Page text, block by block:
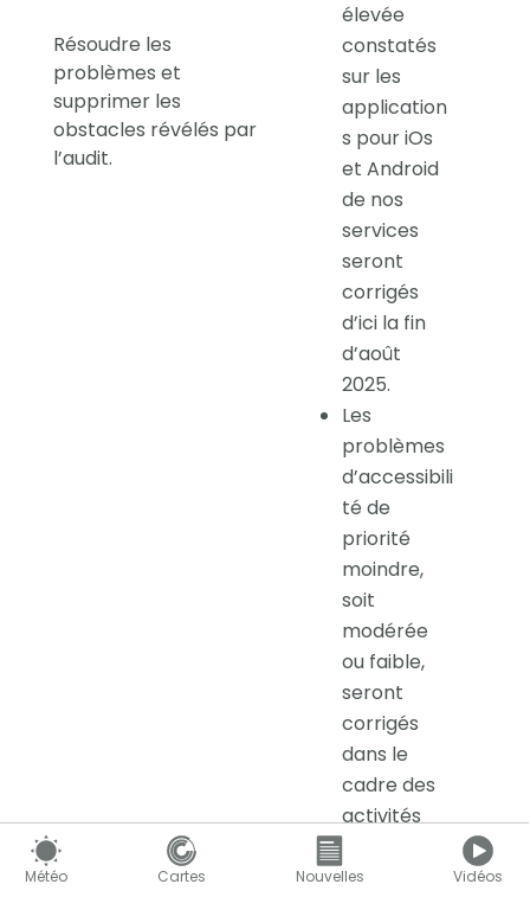
Météo Cartes Nouvelles Vidéos
Résoudre les
problèmes et
supprimer les
obstacles révélés par
l’audit.
élevée
constatés
sur les
application
s pour iOs
et Android
de nos
services
seront
corrigés
d’ici la fin
d’août
2025.
Les
problèmes
d’accessibili
té de
priorité
moindre,
soit
modérée
ou faible,
seront
corrigés
dans le
cadre des
activités
Les autres